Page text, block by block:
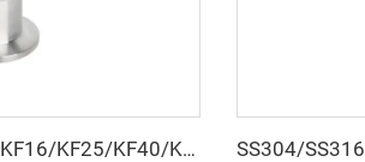
手動真空L字型角型バルブ KF16/KF25/KF40/KF50 密閉式フラッパー SS304/SS316L クランプ式フラッパー 多種高品質 NW16-NW50 角型バルブ継手